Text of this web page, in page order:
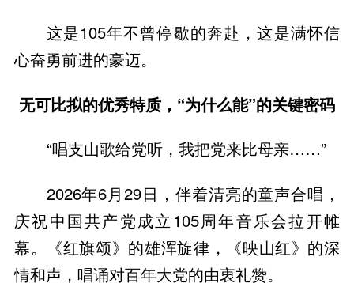
这是105年不曾停歇的奔赴，这是满怀信
心奋勇前进的豪迈。
无可比拟的优秀特质，“为什么能”的关键密码
“唱支山歌给党听，我把党来比母亲……”
2026年6月29日，伴着清亮的童声合唱，
庆祝中国共产党成立105周年音乐会拉开帷
幕。《红旗颂》的雄浑旋律，《映山红》的深
情和声，唱诵对百年大党的由衷礼赞。